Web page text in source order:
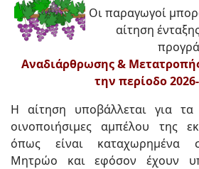
Οι παραγωγοί
αίτηση
Αναδιάρθρωσης &
την περίοδο
Η αίτηση υποβάλλεται για τα
οινοποιήσιμες αμπέλου της
όπως είναι καταχωρημένα
Μητρώο και εφόσον έχουν